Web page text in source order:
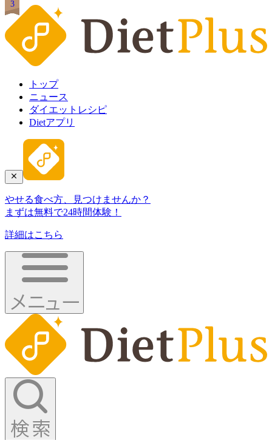
トップ
ニュース
ダイエットレシピ
Dietアプリ
やせる食べ方、見つけませんか？
まずは無料で24時間体験！
詳細はこちら
1
2
3